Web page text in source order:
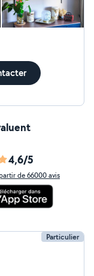
4,6/5
de 66000 avis
Particulier